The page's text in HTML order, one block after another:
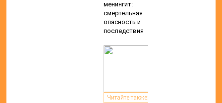
менингит:
смертельная
опасность и
последствия
Читайте также: